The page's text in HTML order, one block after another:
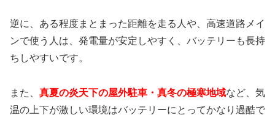
逆に、ある程度まとまった距離を走る人や、高速道路メイ
ンで使う人は、発電量が安定しやすく、バッテリーも長持
ちしやすいです。
また、 真夏の炎天下の屋外駐車・真冬の極寒地域など、気
温の上下が激しい環境はバッテリーにとってかなり過酷で